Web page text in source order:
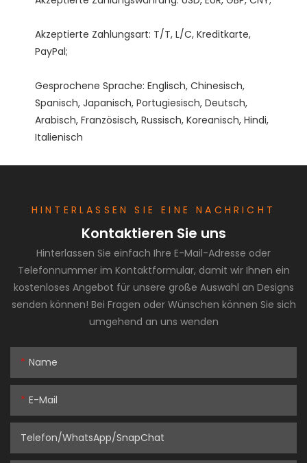
Akzeptierte Zahlungsart: T/T, L/C, Kreditkarte,
Gesprochene Sprache: Englisch, Chinesisch,
Spanisch, Japanisch, Portugiesisch, Deutsch,
Arabisch, Französisch, Russisch, Koreanisch, Hindi,
HINTERLASSEN SIE EINE NACHRICHT
Kontaktieren Sie uns
Hinterlassen Sie einfach Ihre E-Mail-Adresse oder
Telefonnummer im Kontaktformular, damit wir Ihnen ein
kostenloses Angebot für unsere große Auswahl an Designs
senden können! Bei Fragen oder Wünschen können Sie sich
umgehend an uns wenden
Name
E-Mail
Telefon/WhatsApp/SnapChat